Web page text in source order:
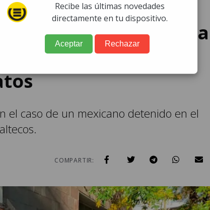
y reporta
por presunta
el caso de un mexicano detenido en el
COMPARTIR:
Recibe las últimas novedades
directamente en tu dispositivo.
Aceptar Rechazar